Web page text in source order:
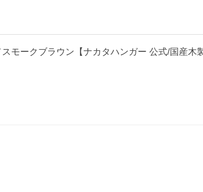
モークブラウン【ナカタハンガー 公式/国産木